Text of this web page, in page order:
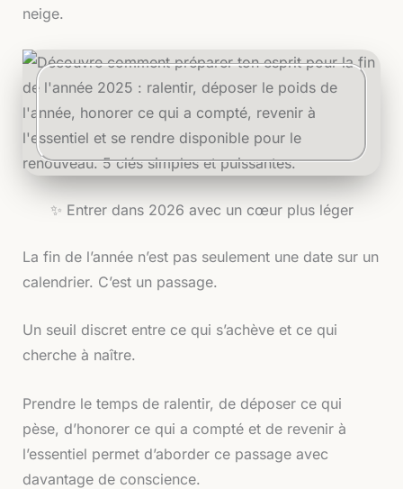
neige.
✨ Entrer dans 2026 avec un cœur plus léger
La fin de l’année n’est pas seulement une date sur un
calendrier. C’est un passage.
Un seuil discret entre ce qui s’achève et ce qui
cherche à naître.
Prendre le temps de ralentir, de déposer ce qui
pèse, d’honorer ce qui a compté et de revenir à
l’essentiel permet d’aborder ce passage avec
davantage de conscience.